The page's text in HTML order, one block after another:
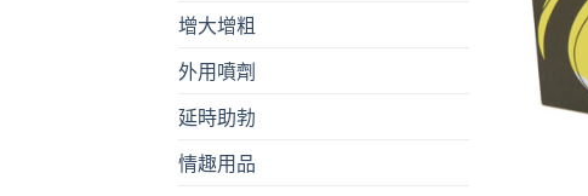
增大增粗
外用噴劑
延時助勃
情趣用品